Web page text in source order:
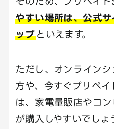
やすい場所は、公式
ップ といえます。
ただし、オンライン
方や、今すぐプリペ
は、家電量販店やコ
が購入しやすいでしょ